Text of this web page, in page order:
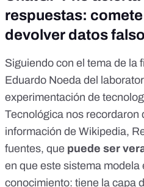
respuestas:
devolver datos
Siguiendo con el tema de la
Eduardo Noeda del
experimentación de
Tecnológica nos recordaron
información de Wikipedia,
fuentes, que puede ser
en que este sistema modela
conocimiento: tiene la capa